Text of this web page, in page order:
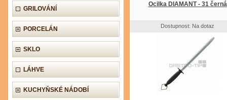
GRILOVÁNÍ
PORCELÁN
SKLO
LÁHVE
KUCHYŇSKÉ NÁDOBÍ
Ocilka DIAMANT - 31 černá
Dostupnost: Na dotaz